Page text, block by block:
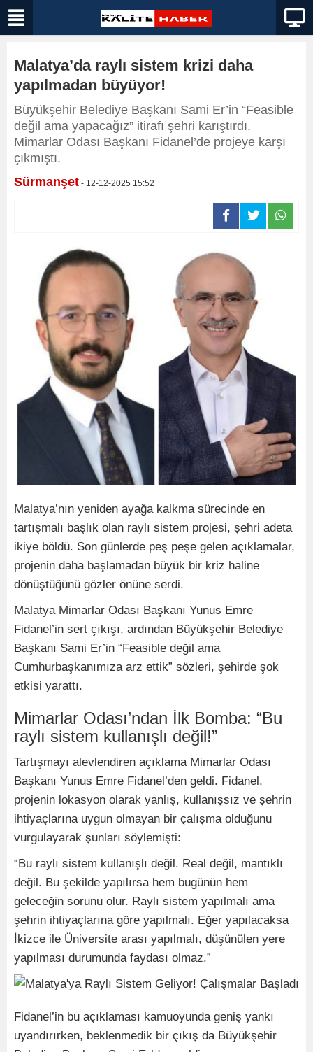
Malatya’da raylı sistem krizi daha
yapılmadan büyüyor!
Büyükşehir Belediye Başkanı Sami Er’in “Feasible
değil ama yapacağız” itirafı şehri karıştırdı.
Mimarlar Odası Başkanı Fidanel’de projeye karşı
çıkmıştı.
Sürmanşet - 12-12-2025 15:52
Malatya’nın yeniden ayağa kalkma sürecinde en
tartışmalı başlık olan raylı sistem projesi, şehri adeta
ikiye böldü. Son günlerde peş peşe gelen açıklamalar,
projenin daha başlamadan büyük bir kriz haline
dönüştüğünü gözler önüne serdi.
Malatya Mimarlar Odası Başkanı Yunus Emre
Fidanel’in sert çıkışı, ardından Büyükşehir Belediye
Başkanı Sami Er’in “Feasible değil ama
Cumhurbaşkanımıza arz ettik” sözleri, şehirde şok
etkisi yarattı.
Mimarlar Odası’ndan İlk Bomba: “Bu
raylı sistem kullanışlı değil!”
Tartışmayı alevlendiren açıklama Mimarlar Odası
Başkanı Yunus Emre Fidanel’den geldi. Fidanel,
projenin lokasyon olarak yanlış, kullanışsız ve şehrin
ihtiyaçlarına uygun olmayan bir çalışma olduğunu
vurgulayarak şunları söylemişti:
“Bu raylı sistem kullanışlı değil. Real değil, mantıklı
değil. Bu şekilde yapılırsa hem bugünün hem
geleceğin sorunu olur. Raylı sistem yapılmalı ama
şehrin ihtiyaçlarına göre yapılmalı. Eğer yapılacaksa
İkizce ile Üniversite arası yapılmalı, düşünülen yere
yapılması durumunda faydası olmaz.”
Fidanel’in bu açıklaması kamuoyunda geniş yankı
uyandırırken, beklenmedik bir çıkış da Büyükşehir